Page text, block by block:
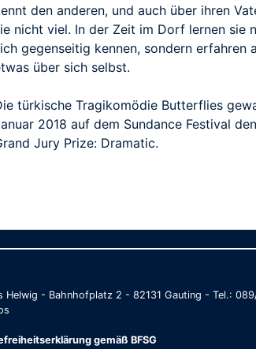
den anderen, und auch über ihren
nicht viel. In der Zeit im Dorf lernen sie
gegenseitig kennen, sondern erfahren
über sich selbst.
türkische Tragikomödie Butterflies
2018 auf dem Sundance Festival
Jury Prize: Dramatic.
- Bahnhofplatz 2 - 82131 Gauting - Tel.:
gemäß BFSG